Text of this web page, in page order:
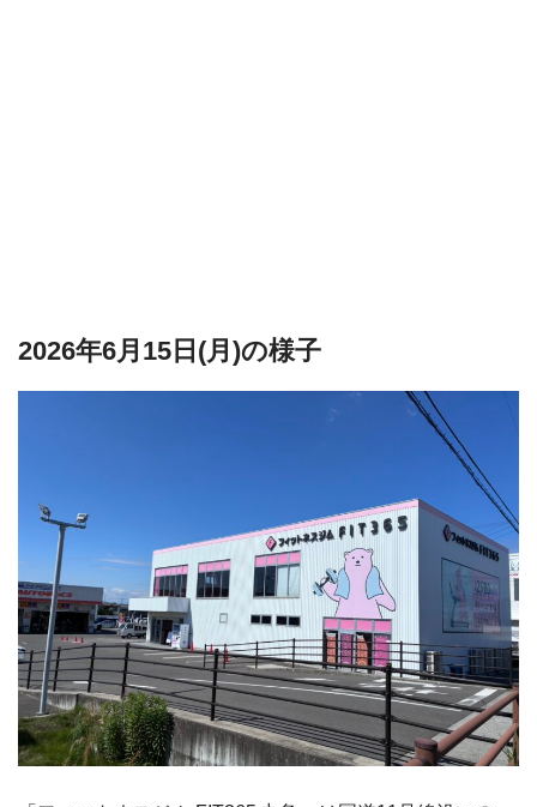
2026年6月15日(月)の様子